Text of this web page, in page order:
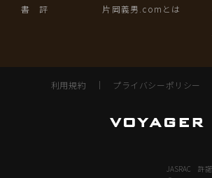
書 評 片岡義男.comとは
利用規約 ｜ プライバシーポリシー
JASRAC 許諾